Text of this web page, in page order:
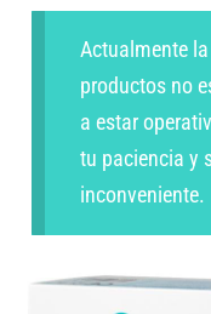
Actualmente
productos no
a estar
tu paciencia y
inconveniente.